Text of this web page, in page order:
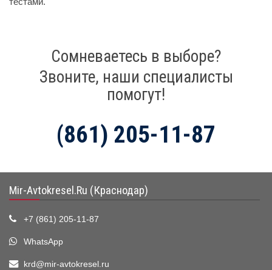
Сомневаетесь в выборе?
Звоните, наши специалисты
помогут!
(861) 205-11-87
Mir-Avtokresel.Ru (Краснодар)
+7 (861) 205-11-87
WhatsApp
krd@mir-avtokresel.ru